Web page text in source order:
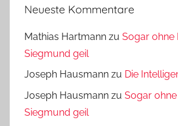
Neueste Kommentare
Mathias Hartmann zu Sogar ohne
Siegmund geil
Joseph Hausmann zu Die
Joseph Hausmann zu Sogar
Siegmund geil